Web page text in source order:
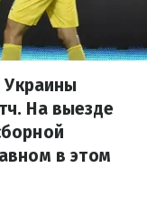
Украины
На выезде
в этом